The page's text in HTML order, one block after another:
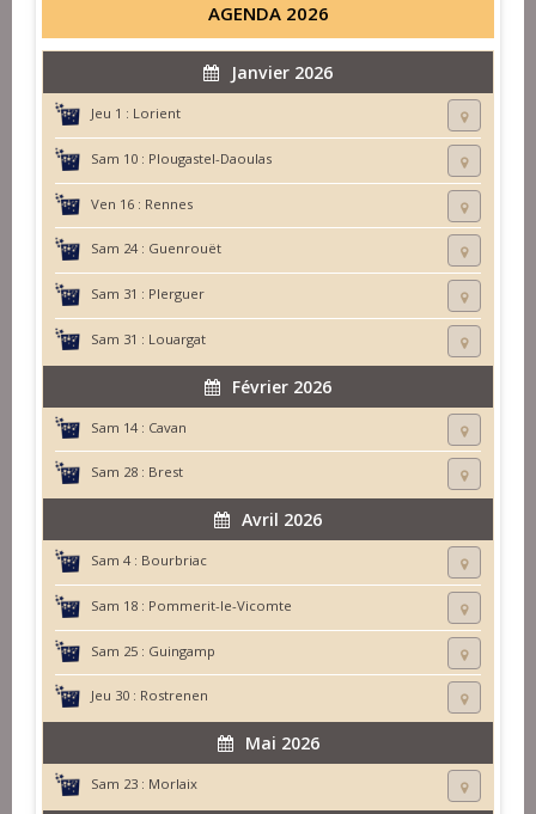
AGENDA 2026
Janvier 2026
Jeu 1 : Lorient
Sam 10 : Plougastel-Daoulas
Ven 16 : Rennes
Sam 24 : Guenrouët
Sam 31 : Plerguer
Sam 31 : Louargat
Février 2026
Sam 14 : Cavan
Sam 28 : Brest
Avril 2026
Sam 4 : Bourbriac
Sam 18 : Pommerit-le-Vicomte
Sam 25 : Guingamp
Jeu 30 : Rostrenen
Mai 2026
Sam 23 : Morlaix